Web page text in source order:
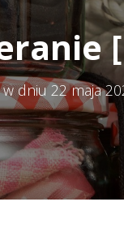
w dniu22 maja